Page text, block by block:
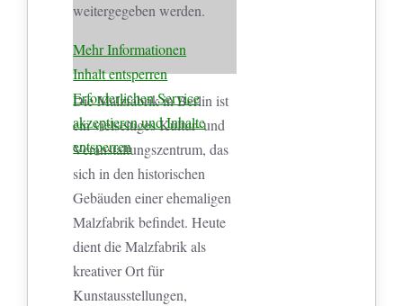
weitergegeben werden.
Mehr Informationen
Inhalt entsperren
Erforderlichen Service
akzeptieren und Inhalte
entsperren
Die Malzfabrik in Berlin ist
ein vielseitiges Kultur- und
Veranstaltungszentrum, das
sich in den historischen
Gebäuden einer ehemaligen
Malzfabrik befindet. Heute
dient die Malzfabrik als
kreativer Ort für
Kunstausstellungen,